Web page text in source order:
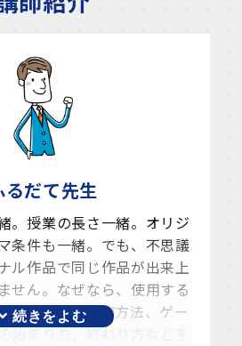
るだて先生
。授業の長さ一緒。オリジ
条件も一緒。でも、不思議
ル作品で同じ作品が出来上
せん。なぜなら、使用する
数、場所、操作方法、ゲー
始まり方、終わり方などを